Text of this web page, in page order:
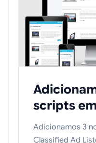
scripts
Adicionamos 3
Classified Ad